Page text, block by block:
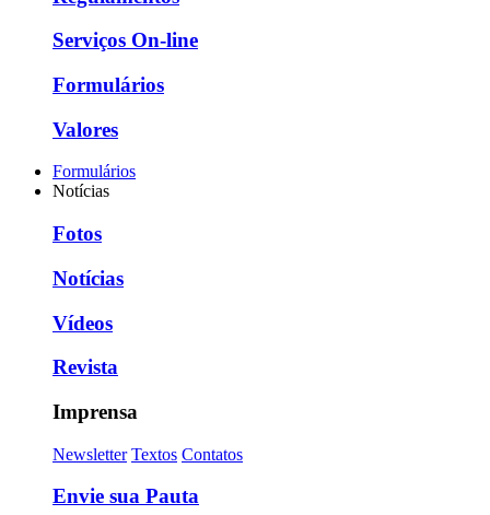
Serviços On-line
Formulários
Valores
Formulários
Notícias
Fotos
Notícias
Vídeos
Revista
Imprensa
Newsletter Textos Contatos
Envie sua Pauta